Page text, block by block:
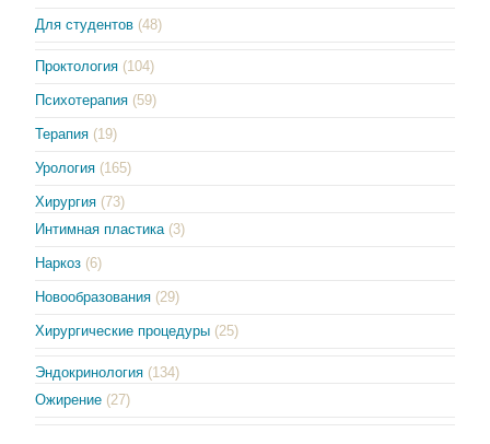
Для студентов (48)
Проктология (104)
Психотерапия (59)
Терапия (19)
Урология (165)
Хирургия (73)
Интимная пластика (3)
Наркоз (6)
Новообразования (29)
Хирургические процедуры (25)
Эндокринология (134)
Ожирение (27)